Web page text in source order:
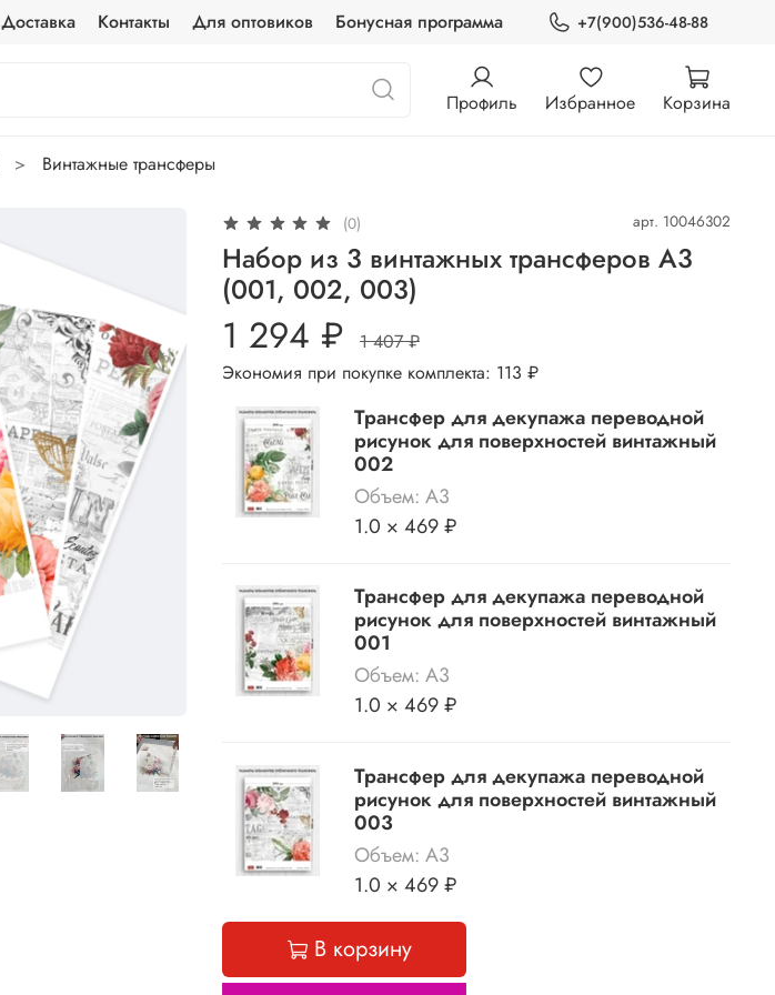
Доставка Контакты Для оптовиков Бонусная программа +7(900)536-48-88
Профиль Избранное Корзина
Винтажные трансферы
(0) арт. 10046302
Набор из 3 винтажных трансферов А3
(001, 002, 003)
1 294 ₽
1 407 ₽
Экономия при покупке комплекта: 113 ₽
Трансфер для декупажа переводной
рисунок для поверхностей винтажный
002
Объем: А3
1.0 × 469 ₽
Трансфер для декупажа переводной
рисунок для поверхностей винтажный
001
Объем: А3
1.0 × 469 ₽
Трансфер для декупажа переводной
рисунок для поверхностей винтажный
003
Объем: А3
1.0 × 469 ₽
В корзину